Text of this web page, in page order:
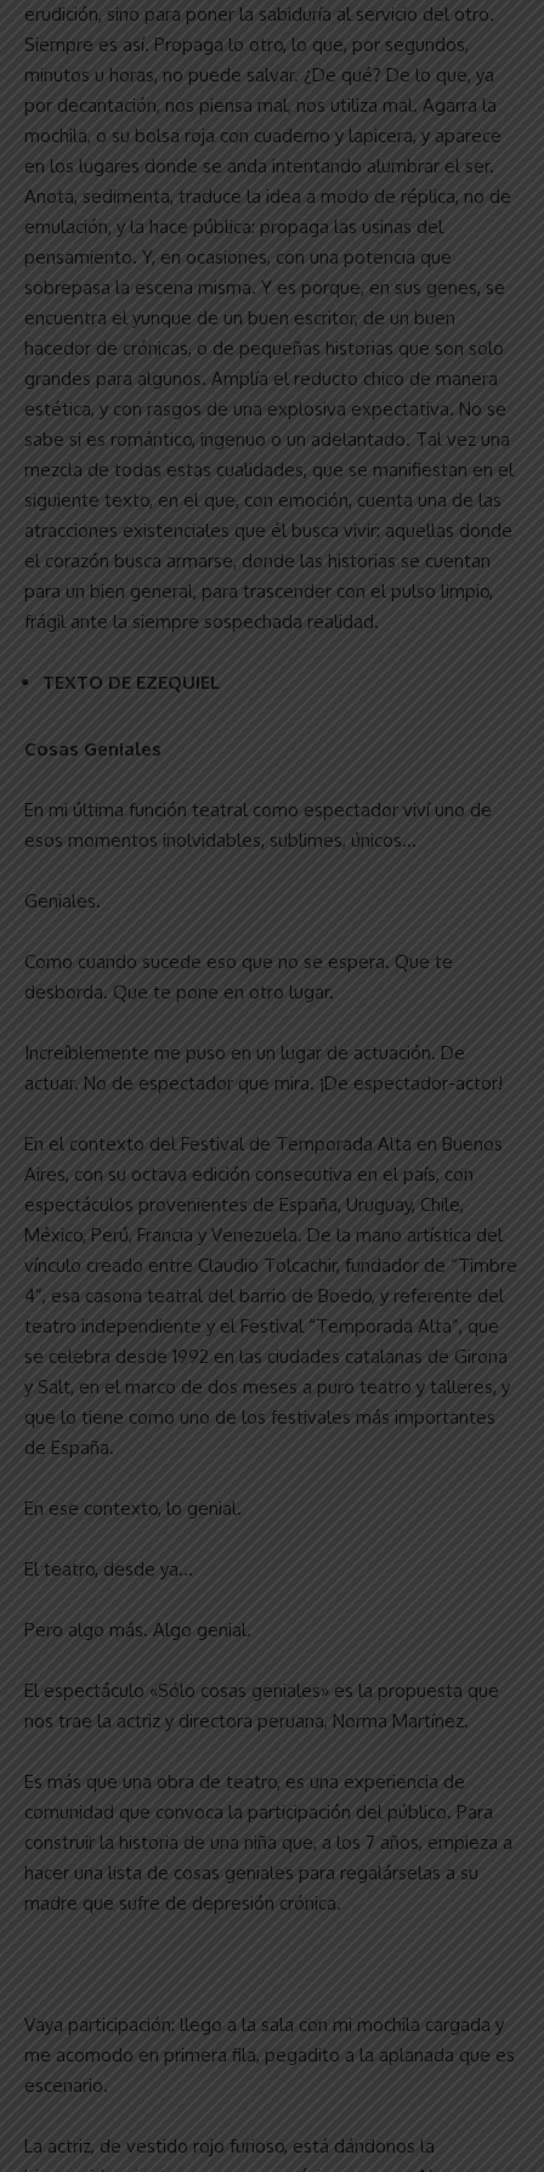
erudición, sino para poner la sabiduría al servicio del otro.
Siempre es así. Propaga lo otro, lo que, por segundos,
minutos u horas, no puede salvar. ¿De qué? De lo que, ya
por decantación, nos piensa mal, nos utiliza mal. Agarra la
mochila, o su bolsa roja con cuaderno y lapicera, y aparece
en los lugares donde se anda intentando alumbrar el ser.
Anota, sedimenta, traduce la idea a modo de réplica, no de
emulación, y la hace pública: propaga las usinas del
pensamiento. Y, en ocasiones, con una potencia que
sobrepasa la escena misma. Y es porque, en sus genes, se
encuentra el yunque de un buen escritor, de un buen
hacedor de crónicas, o de pequeñas historias que son solo
grandes para algunos. Amplía el reducto chico de manera
estética, y con rasgos de una explosiva expectativa. No se
sabe si es romántico, ingenuo o un adelantado. Tal vez una
mezcla de todas estas cualidades, que se manifiestan en el
siguiente texto, en el que, con emoción, cuenta una de las
atracciones existenciales que él busca vivir: aquellas donde
el corazón busca armarse, donde las historias se cuentan
para un bien general, para trascender con el pulso limpio,
frágil ante la siempre sospechada realidad.
TEXTO DE EZEQUIEL
Cosas Geniales
En mi última función teatral como espectador viví uno de
esos momentos inolvidables, sublimes, únicos…
Geniales.
Como cuando sucede eso que no se espera. Que te
desborda. Que te pone en otro lugar.
Increíblemente me puso en un lugar de actuación. De
actuar. No de espectador que mira. ¡De espectador-actor!
En el contexto del Festival de Temporada Alta en Buenos
Aires, con su octava edición consecutiva en el país, con
espectáculos provenientes de España, Uruguay, Chile,
México, Perú, Francia y Venezuela. De la mano artística del
vínculo creado entre Claudio Tolcachir, fundador de “Timbre
4”, esa casona teatral del barrio de Boedo, y referente del
teatro independiente y el Festival “Temporada Alta”, que
se celebra desde 1992 en las ciudades catalanas de Girona
y Salt, en el marco de dos meses a puro teatro y talleres, y
que lo tiene como uno de los festivales más importantes
de España.
En ese contexto, lo genial.
El teatro, desde ya…
Pero algo más. Algo genial.
El espectáculo «Sólo cosas geniales» es la propuesta que
nos trae la actriz y directora peruana, Norma Martínez.
Es más que una obra de teatro, es una experiencia de
comunidad que convoca la participación del público. Para
construir la historia de una niña que, a los 7 años, empieza a
hacer una lista de cosas geniales para regalárselas a su
madre que sufre de depresión crónica.
Vaya participación: llego a la sala con mi mochila cargada y
me acomodo en primera fila, pegadito a la aplanada que es
escenario.
La actriz, de vestido rojo furioso, está dándonos la